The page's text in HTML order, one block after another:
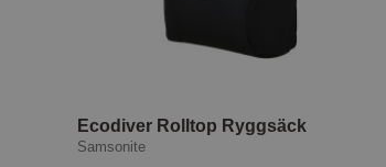
Ecodiver Rolltop Ryggsäck
Samsonite